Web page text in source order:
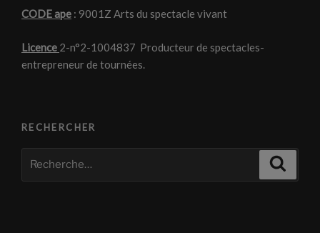
CODE ape : 9001Z Arts du spectacle vivant
Licence 2-n°2-1004837 Producteur de spectacles-
entrepreneur de tournées.
RECHERCHER